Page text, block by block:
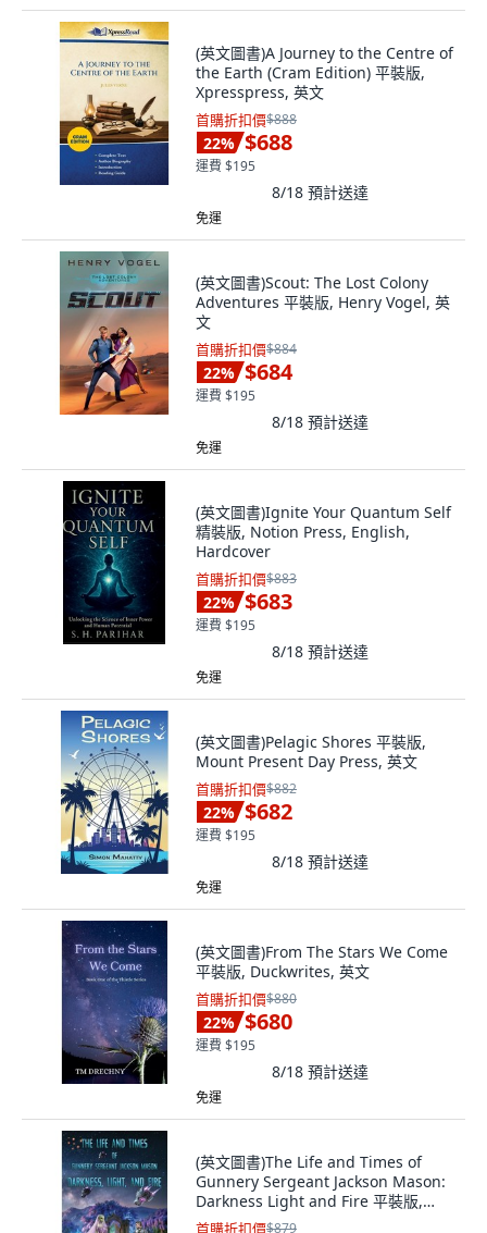
(英文圖書)A Journey to the Centre of
the Earth (Cram Edition) 平裝版,
Xpresspress, 英文
首購折扣價$888
22% $688
運費 $195
8/18 預計送達
免運
(英文圖書)Scout: The Lost Colony
Adventures 平裝版, Henry Vogel, 英
文
首購折扣價$884
22% $684
運費 $195
8/18 預計送達
免運
(英文圖書)Ignite Your Quantum Self
精裝版, Notion Press, English,
Hardcover
首購折扣價$883
22% $683
運費 $195
8/18 預計送達
免運
(英文圖書)Pelagic Shores 平裝版,
Mount Present Day Press, 英文
首購折扣價$882
22% $682
運費 $195
8/18 預計送達
免運
(英文圖書)From The Stars We Come
平裝版, Duckwrites, 英文
首購折扣價$880
22% $680
運費 $195
8/18 預計送達
免運
(英文圖書)The Life and Times of
Gunnery Sergeant Jackson Mason:
Darkness Light and Fire 平裝版,
Mark Jordan Publishing, 英文
首購折扣價$879